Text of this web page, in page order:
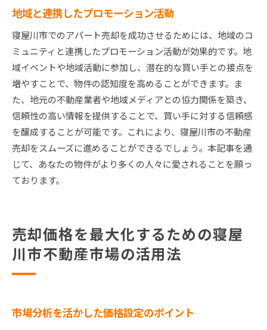
地域と連携したプロモーション活動
寝屋川市でのアパート売却を成功させるためには、地域のコ
ミュニティと連携したプロモーション活動が効果的です。地
域イベントや地域活動に参加し、潜在的な買い手との接点を
増やすことで、物件の認知度を高めることができます。ま
た、地元の不動産業者や地域メディアとの協力関係を築き、
信頼性の高い情報を提供することで、買い手に対する信頼感
を醸成することが可能です。これにより、寝屋川市の不動産
売却をスムーズに進めることができるでしょう。本記事を通
じて、あなたの物件がより多くの人々に愛されることを願っ
ております。
売却価格を最大化するための寝屋
川市不動産市場の活用法
市場分析を活かした価格設定のポイント